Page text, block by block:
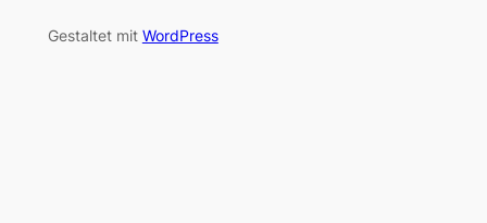
Gestaltet mit WordPress